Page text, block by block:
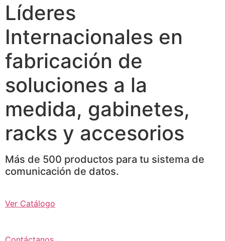
Líderes
Internacionales en
fabricación de
soluciones a la
medida, gabinetes,
racks y accesorios
Más de 500 productos para tu sistema de
comunicación de datos.
Ver Catálogo